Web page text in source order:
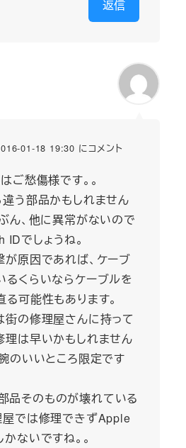
返信
01-18 19:30 にコメント
ご愁傷様です。。
違う部品かもしれません
ん、他に異常がないので
でしょうね。
が原因であれば、ケーブ
るくらいならケーブルを
可能性もあります。
街の修理屋さんに持って
理は早いかもしれません
のいいところ限定です
品そのものが壊れている
屋では修理できずApple
ないですね。。